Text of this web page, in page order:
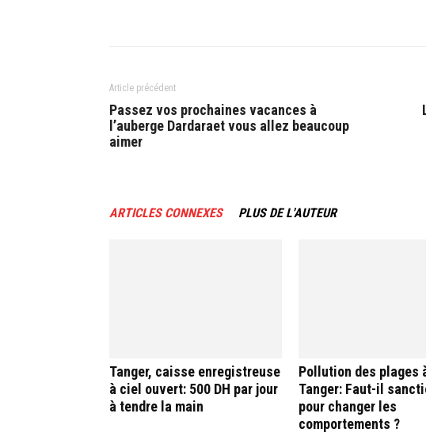
Article précédent
Passez vos prochaines vacances à
l’auberge Dardaraet vous allez beaucoup
aimer
ARTICLES CONNEXES PLUS DE L'AUTEUR
Tanger, caisse enregistreuse
à ciel ouvert: 500 DH par jour
à tendre la main
Pollution des plages
Tanger: Faut-il
pour changer les
comportements ?